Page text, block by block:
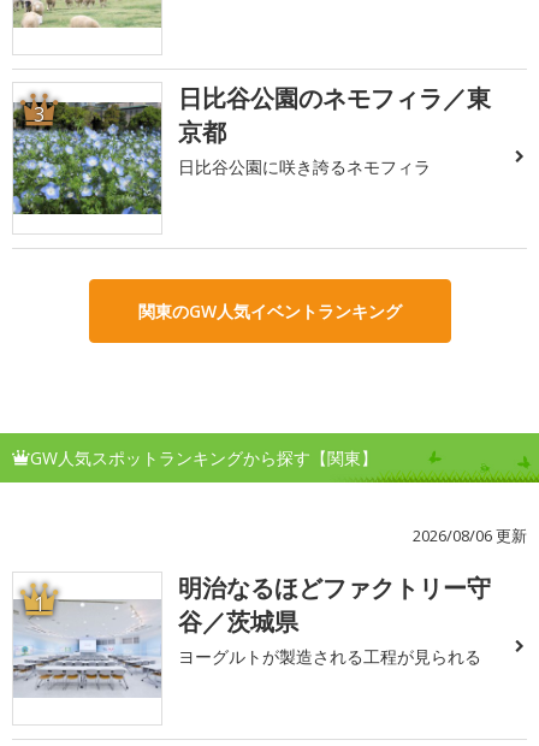
3
日比谷公園のネモフィラ／東
京都
日比谷公園に咲き誇るネモフィラ
関東のGW人気イベントランキング
GW人気スポットランキングから探す【関東】
2026/08/06 更新
1
明治なるほどファクトリー守
谷／茨城県
ヨーグルトが製造される工程が見られる